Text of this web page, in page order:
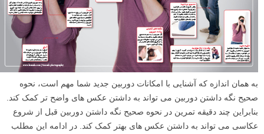
به همان اندازه که آشنایی با امکانات دوربین جدید شما مهم است، نحوه
صحیح نگه داشتن دوربین می تواند به داشتن عکس های واضح تر کمک کند.
بنابراین چند دقیقه تمرین در نحوه صحیح نگه داشتن دوربین قبل از شروع
عکاسی می تواند به داشتن عکس های بهتر کمک کند. در ادامه این مطلب